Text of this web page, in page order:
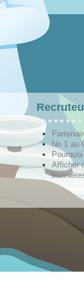
No 1 au
Afficher